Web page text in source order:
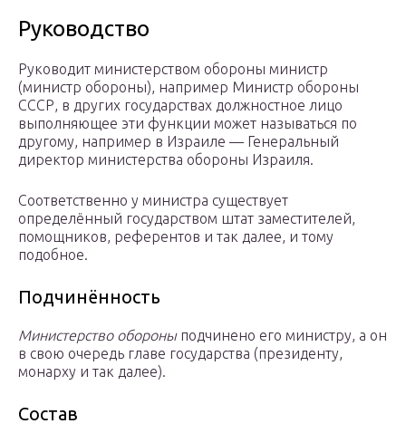
Руководство
Руководит министерством обороны министр
(министр обороны), например Министр обороны
СССР, в других государствах должностное лицо
выполняющее эти функции может называться по
другому, например в Израиле — Генеральный
директор министерства обороны Израиля.
Соответственно у министра существует
определённый государством штат заместителей,
помощников, референтов и так далее, и тому
подобное.
Подчинённость
Министерство обороныподчинено его министру, а он
в свою очередь главе государства (президенту,
монарху и так далее).
Состав